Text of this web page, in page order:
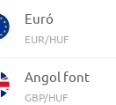
Euró
EUR/HUF
Angol font
GBP/HUF